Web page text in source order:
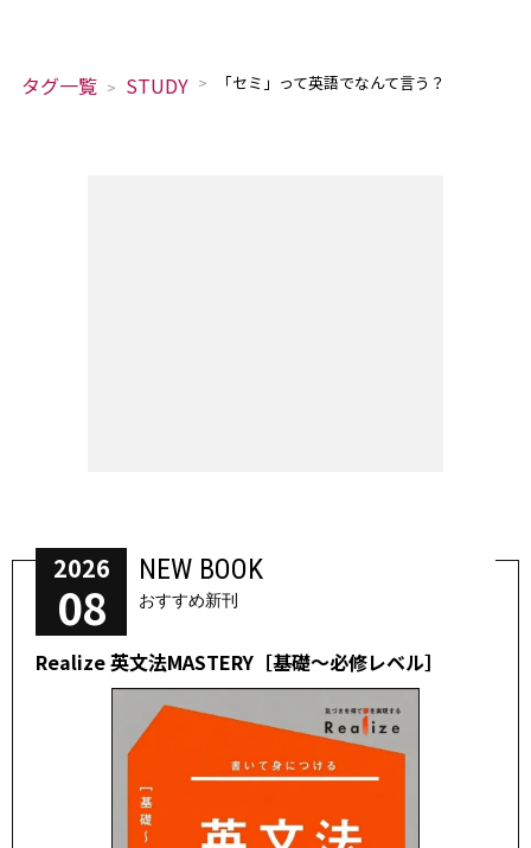
タグ一覧 STUDY 「セミ」って英語でなんて言う？
2026
08
NEW BOOK
おすすめ新刊
Realize 英文法MASTERY［基礎～必修レベル］